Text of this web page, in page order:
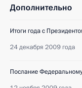
Дополнительно
Итоги года с
24 декабря 2009 года
Послание